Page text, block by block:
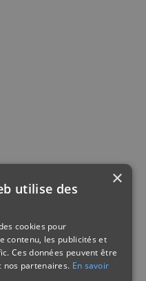
×
utilise des
cookies pour
contenu, les publicités et
Ces données peuvent être
nos partenaires. En savoir